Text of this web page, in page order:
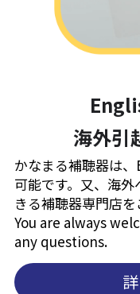
海外引
かなまる補聴器は
可能です。又、海
きる補聴器専門店を
You are always
any questions.